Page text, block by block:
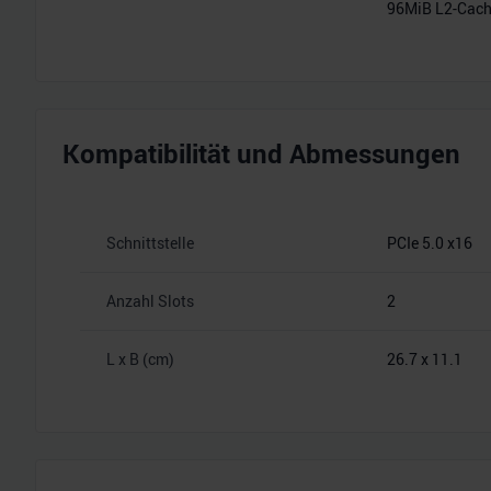
96MiB L2-
Kompatibilität und Abmessungen
Schnittstelle PCIe 5.0 x16
Anzahl Slots 2
L x B (cm) 26.7 x 11.1